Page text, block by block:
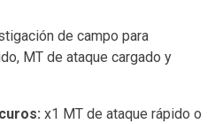
de campo para
MT de ataque cargado y
x1 MT de ataque rápido o